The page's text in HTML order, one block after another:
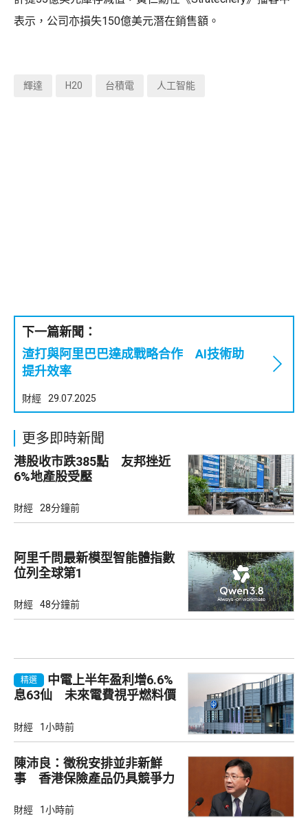
表示，公司亦損失150億美元潛在銷售額。
輝達 H20 台積電 人工智能
下一篇新聞：
渣打與阿里巴巴達成戰略合作 AI技術助
提升效率
財經 29.07.2025
更多即時新聞
港股收市跌385點 友邦挫近
6%地產股受壓
財經 28分鐘前
阿里千問最新模型智能體指數
位列全球第1
財經 48分鐘前
精選
中電上半年盈利增6.6%
息63仙 未來電費視乎燃料價
財經 1小時前
陳沛良：徵稅安排並非新鮮
事 香港保險產品仍具競爭力
財經 1小時前